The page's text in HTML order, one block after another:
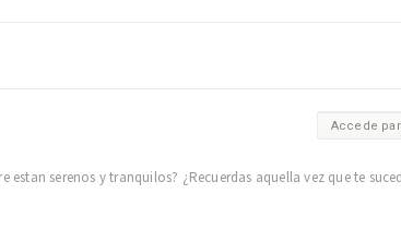
Accede
serenos y tranquilos? ¿Recuerdas aquella vez que te